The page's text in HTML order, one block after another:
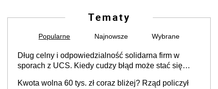
Tematy
Popularne Najnowsze Wybrane
Dług celny i odpowiedzialność solidarna firm w
sporach z UCS. Kiedy cudzy błąd może stać się
Kwota wolna 60 tys. zł coraz bliżej? Rząd policzył